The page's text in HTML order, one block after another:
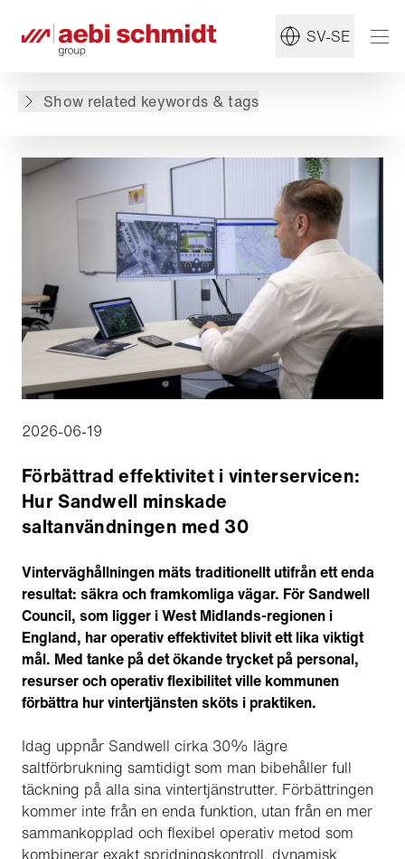
SV-SE
Show related keywords & tags
# Vinterunderhåll
2026-06-19
Förbättrad effektivitet i vinterservicen:
Hur Sandwell minskade
saltanvändningen med 30
Vinterväghållningen mäts traditionellt utifrån ett enda
resultat: säkra och framkomliga vägar. För Sandwell
Council, som ligger i West Midlands-regionen i
England, har operativ effektivitet blivit ett lika viktigt
mål. Med tanke på det ökande trycket på personal,
resurser och operativ flexibilitet ville kommunen
förbättra hur vintertjänsten sköts i praktiken.
Idag uppnår Sandwell cirka 30% lägre
saltförbrukning samtidigt som man bibehåller full
täckning på alla sina vintertjänstrutter. Förbättringen
kommer inte från en enda funktion, utan från en mer
sammankopplad och flexibel operativ metod som